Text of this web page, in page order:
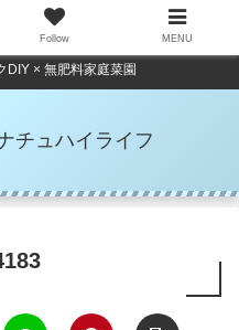
DIY × 無肥料家庭菜園
チュハイライフ
Follow MENU